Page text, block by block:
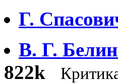
Г.
В. Г.
822k